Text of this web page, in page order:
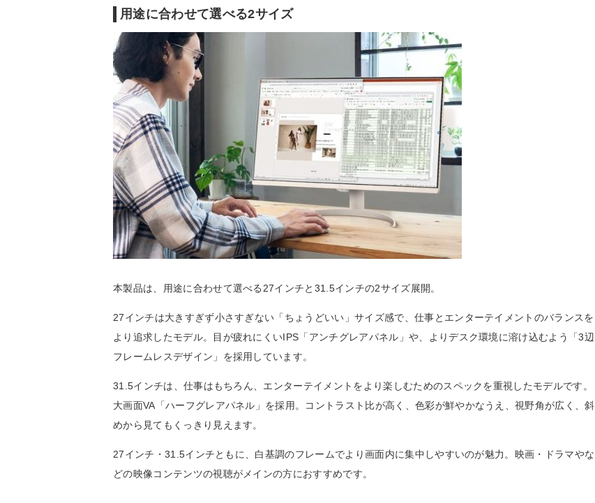
用途に合わせて選べる2サイズ
本製品は、用途に合わせて選べる27インチと31.5インチの2サイズ展開。
27インチは大きすぎず小さすぎない「ちょうどいい」サイズ感で、仕事とエンターテイメントのバランスを
より追求したモデル。目が疲れにくいIPS「アンチグレアパネル」や、よりデスク環境に溶け込むよう「3辺
フレームレスデザイン」を採用しています。
31.5インチは、仕事はもちろん、エンターテイメントをより楽しむためのスペックを重視したモデルです。
大画面VA「ハーフグレアパネル」を採用。コントラスト比が高く、色彩が鮮やかなうえ、視野角が広く、斜
めから見てもくっきり見えます。
27インチ・31.5インチともに、白基調のフレームでより画面内に集中しやすいのが魅力。映画・ドラマやな
どの映像コンテンツの視聴がメインの方におすすめです。